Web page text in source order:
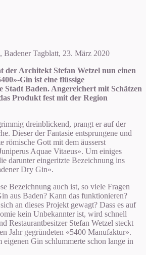
Badener Tagblatt, 23. März 2020
der Architekt Stefan Wetzel nun einen
Gin ist eine flüssige
Stadt Baden. Angereichert mit Schätzen
Produkt fest mit der Region
dreinblickend, prangt er auf der
Dieser der Fantasie entsprungene und
römische Gott mit dem äusserst
Aquae Vitaeus». Um einiges
darunter eingeritzte Bezeichnung ins
Dry Gin».
Bezeichnung auch ist, so viele Fragen
aus Baden? Kann das funktionieren?
an dieses Projekt gewagt? Dass es auf
kein Unbekannter ist, wird schnell
Restaurantbesitzer Stefan Wetzel steckt
Jahr gegründeten «5400 Manufaktur».
eigenen Gin schlummerte schon lange in